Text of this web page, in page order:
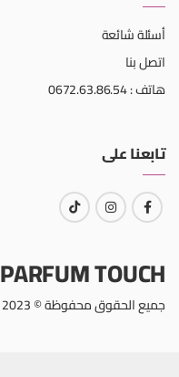
أسئلة شائعة
اتصل بنا
هاتف : 0672.63.86.54
تابعنا على
PARFUM TOUCH
جميع الحقوق محفوظة © 2023